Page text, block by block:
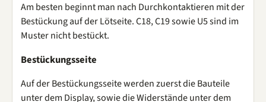
Am besten beginnt man nach Durchkontaktieren mit der
Bestückung auf der Lötseite. C18, C19 sowie U5 sind im
Muster nicht bestückt.
Bestückungsseite
Auf der Bestückungsseite werden zuerst die Bauteile
unter dem Display, sowie die Widerstände unter dem